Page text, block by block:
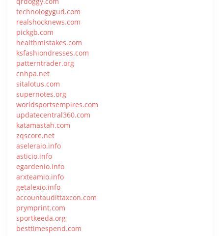
technologygud.com
realshocknews.com
pickgb.com
healthmistakes.com
ksfashiondresses.com
patterntrader.org
cnhpa.net
sitalotus.com
supernotes.org
worldsportsempires.com
updatecentral360.com
katamastah.com
zqscore.net
aseleraio.info
asticio.info
egardenio.info
arxteamio.info
getalexio.info
accountaudittaxcon.com
prymprint.com
sportkeeda.org
besttimespend.com